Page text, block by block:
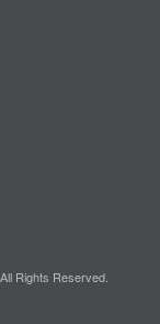
Rights Reserved.